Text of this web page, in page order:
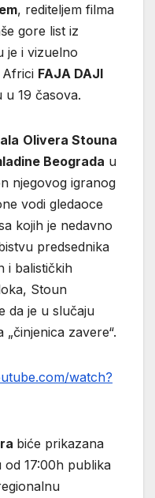
, rediteljem filma
gore list iz
je i vizuelno
Africi FAJA DAJI
u 19 časova.
Olivera Stouna
Beograda u
njegovog igranog
vodi gledaoce
kojih je nedavno
predsednika
i balističkih
Stoun
da je u slučaju
„činjenica zavere“.
watch?
biće prikazana
17:00h publika